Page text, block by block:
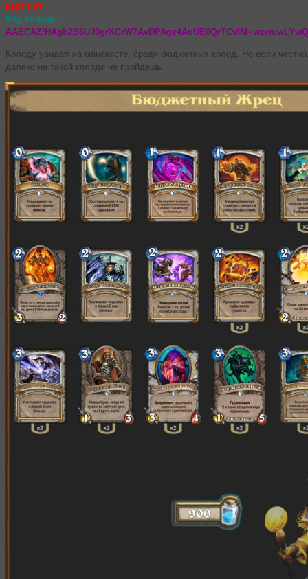
карт нет.
Код колоды
AAECAZ/
Колоду увидел на манакосте, среди бюджетных колод. Но если
далеко на такой колоде не пройдешь.